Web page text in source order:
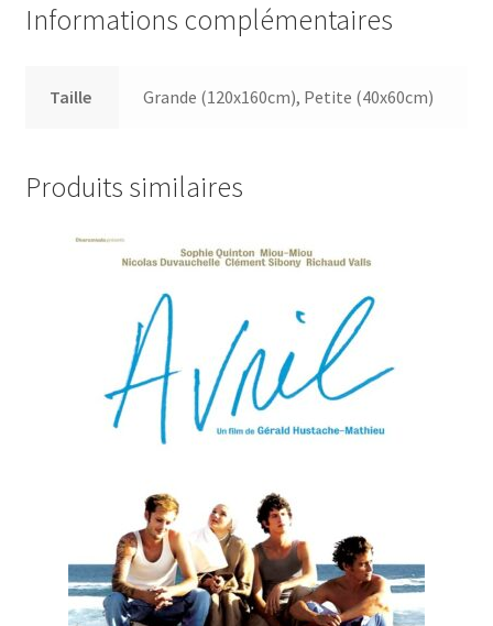
Informations complémentaires
Taille Grande (120x160cm), Petite (40x60cm)
Produits similaires